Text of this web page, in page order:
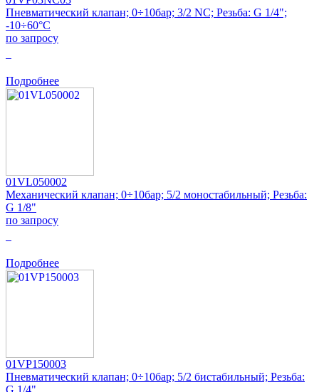
Пневматический клапан; 0÷10бар; 3/2 NC; Резьба: G 1/4";
-10÷60°C
по запросу
Подробнее
01VL050002
Механический клапан; 0÷10бар; 5/2 моностабильный; Резьба:
G 1/8"
по запросу
Подробнее
01VP150003
Пневматический клапан; 0÷10бар; 5/2 бистабильный; Резьба:
G 1/4"